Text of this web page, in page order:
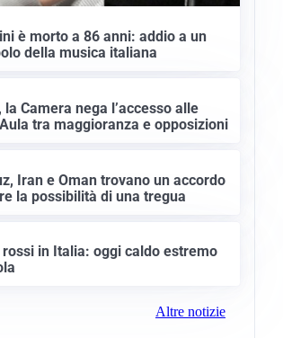
è morto a 86 anni: addio a un
della musica italiana
Camera nega l’accesso alle
tra maggioranza e opposizioni
Iran e Oman trovano un accordo
la possibilità di una tregua
rossi in Italia: oggi caldo estremo
Altre notizie